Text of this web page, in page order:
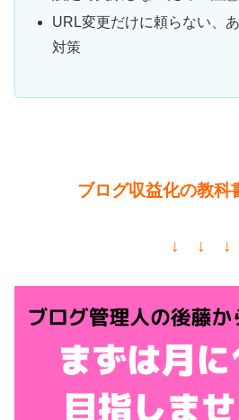
URL変更だけに頼らない、
対策
ブログ収益化の教科
↓ ↓ ↓